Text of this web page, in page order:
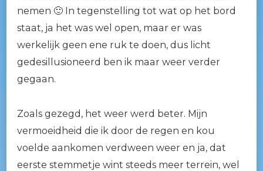
nemen 🙂 In tegenstelling tot wat op het bord
staat, ja het was wel open, maar er was
werkelijk geen ene ruk te doen, dus licht
gedesillusioneerd ben ik maar weer verder
gegaan.
Zoals gezegd, het weer werd beter. Mijn
vermoeidheid die ik door de regen en kou
voelde aankomen verdween weer en ja, dat
eerste stemmetje wint steeds meer terrein, wel